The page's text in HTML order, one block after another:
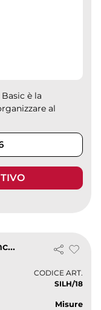
è la
al
Calendario da tavolo desk bianco, 13 fogli, carta patinata
CODICE ART.
SILH/18
Misure